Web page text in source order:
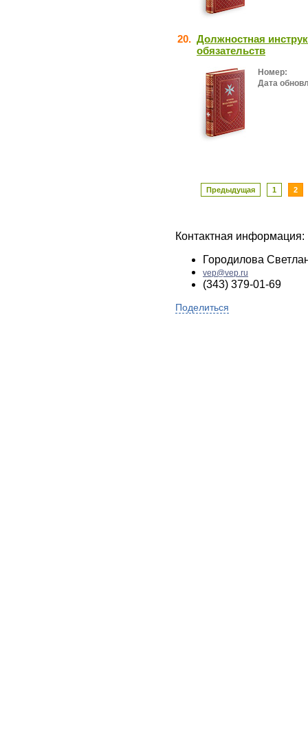
20. Должностная
обязательств
Номер:
Дата
Предыдущая 1 2
Контактная информация:
Городилова
vep@vep.ru
(343) 379-01-69
Поделиться